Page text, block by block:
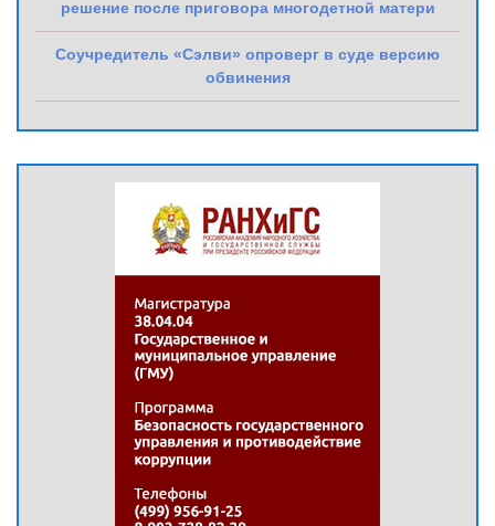
решение после приговора многодетной матери
Соучредитель «Сэлви» опроверг в суде версию
обвинения